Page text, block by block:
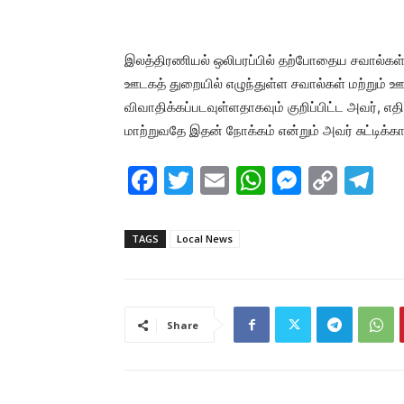
இலத்திரணியல் ஒலிபரப்பில் தற்போதைய சவால்கள்
ஊடகத் துறையில் எழுந்துள்ள சவால்கள் மற்றும்
விவாதிக்கப்படவுள்ளதாகவும் குறிப்பிட்ட அவர்,
மாற்றுவதே இதன் நோக்கம் என்றும் அவர்
F
c
o
T
itt
E
ai
W
p
M
g
C
n
k
m
TAGS Local News
Share